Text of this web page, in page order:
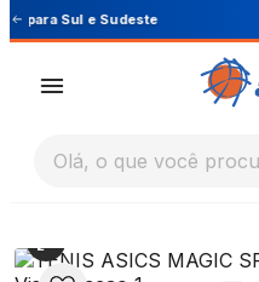
Cupom
Olá, o que você